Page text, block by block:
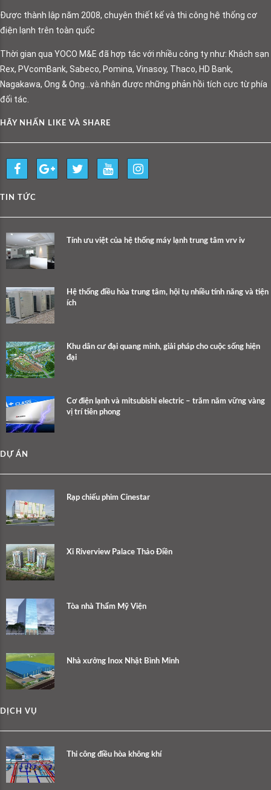
Được thành lập năm 2008, chuyên thiết kế và thi công hệ thống cơ
điện lạnh trên toàn quốc
Thời gian qua YOCO M&E đã hợp tác với nhiều công ty như: Khách sạn
Rex, PVcomBank, Sabeco, Pomina, Vinasoy, Thaco, HD Bank,
Nagakawa, Ong & Ong…và nhận được những phản hồi tích cực từ phía
đối tác.
HÃY NHẤN LIKE VÀ SHARE
TIN TỨC
Tính ưu việt của hệ thống máy lạnh trung tâm vrv iv
Hệ thống điều hòa trung tâm, hội tụ nhiều tính năng và tiện
ích
Khu dân cư đại quang minh, giải pháp cho cuộc sống hiện
đại
Cơ điện lạnh và mitsubishi electric – trăm năm vững vàng
vị trí tiên phong
DỰ ÁN
Rạp chiếu phim Cinestar
Xi Riverview Palace Thảo Điền
Tòa nhà Thẩm Mỹ Viện
Nhà xưởng Inox Nhật Bình Minh
DỊCH VỤ
Thi công điều hòa không khí